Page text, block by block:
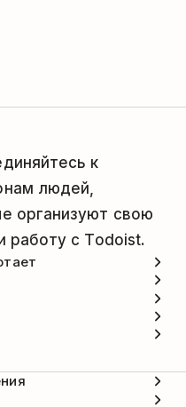
Settings(Настройки
.
к
людей,
организуют свою
работу с Todoist.